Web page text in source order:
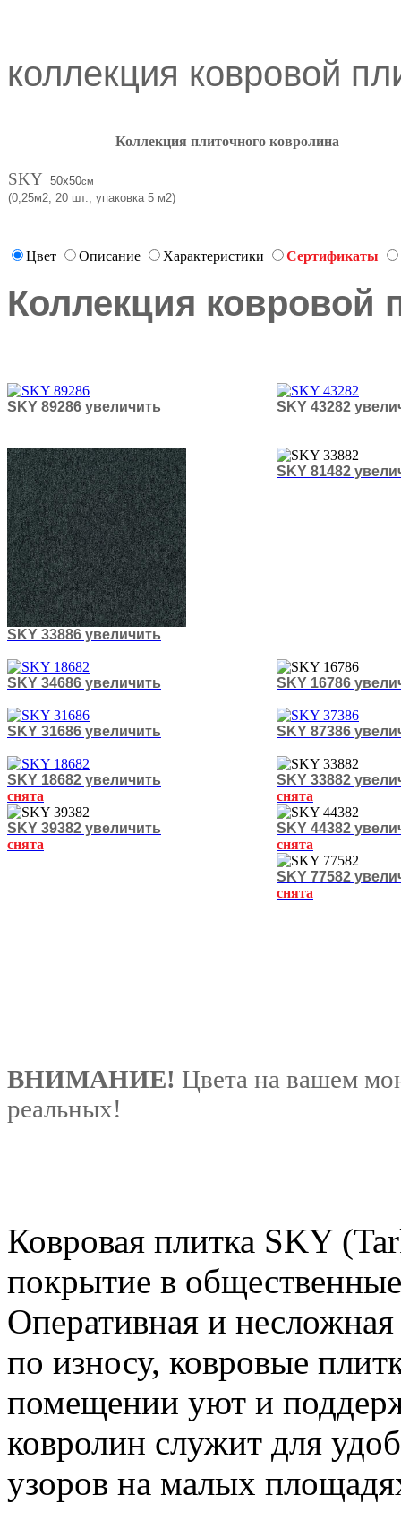
коллекция ковровой
Коллекция плиточного ковролина
SKY 50х50см
(0,25м2; 20 шт., упаковка 5 м2)
Цвет Описание Характеристики Сертификаты
Коллекция ковровой
SKY 89286 увеличить SKY 43282
SKY 33886 увеличить
SKY 81482
SKY 34686 увеличить SKY 16786
SKY 31686 увеличить SKY 87386
SKY 18682 увеличить
снята
SKY 33882
снята
SKY 39382 увеличить
снята
SKY 44382
снята
SKY 77582
снята
ВНИМАНИЕ! Цвета на вашем
реальных!
Ковровая плитка SKY
покрытие в
Оперативная и
по износу, ковровые
помещении уют и
ковролин служит для
узоров на малых